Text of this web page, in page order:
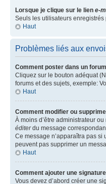
Lorsque je clique sur le lien e-
Seuls les utilisateurs
Haut
Problèmes liés aux
Comment poster dans un
Cliquez sur le bouton adéquat
forums et des sujets, exemple:
Haut
Comment modifier ou
À moins d’être administrateur
éditerdu message
Ce message n’apparaîtra pas
peuvent pas supprimer un
Haut
Comment ajouter une
Vous devez d’abord créer une